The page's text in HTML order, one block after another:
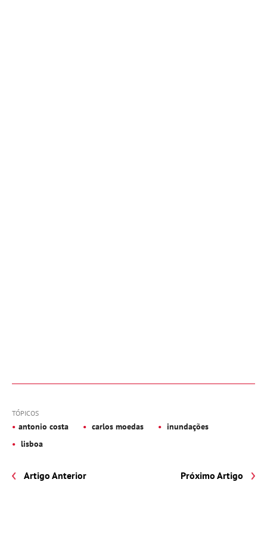
TÓPICOS
antonio costa carlos moedas
inundações
lisboa
Artigo Anterior Próximo Artigo